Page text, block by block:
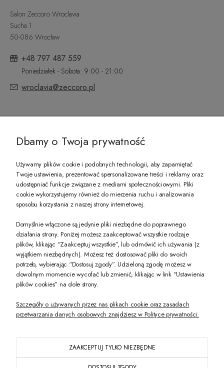
Salon Zeccoro Wroclavia
Sucha 1
50-086 Wrocław
+48 797 487 559
Poniedziałek - Sobota: 9:00 - 21:00
wroclavia@zeccoro.pl
PREZENT DLA CIEBIE!
-10% na pierwsze zakupy na zeccoro.pl Gdy zapiszesz się do naszego
Twoje dane będą przetwarzane zgodnie z nasząpolityką prywatności
POKAŻ PEŁNĄ WERSJĘ STRONY
Dbamy o Twoja prywatność
Używamy plików cookie i podobnych technologii, aby zapamiętać
Twoje ustawienia, prezentować spersonalizowane treści i reklamy oraz
udostępniać funkcje związane z mediami społecznościowymi. Pliki
cookie wykorzystujemy również do mierzenia ruchu i analizowania
sposobu korzystania z naszej strony internetowej.
Domyślnie włączone są jedynie pliki niezbędne do poprawnego
działania strony. Poniżej możesz zaakceptować wszystkie rodzaje
plików, klikając “Zaakceptuj wszystkie”, lub odmówić ich używania (z
wyjątkiem niezbędnych). Możesz też dostosować pliki do swoich
potrzeb, wybierając “Dostosuj zgody”. Udzieloną zgodę możesz w
dowolnym momencie wycofać lub zmienić, klikając w link “Ustawienia
plików cookies” na dole strony.
Szczegóły o używanych przez nas plikach cookie oraz zasadach
przetwarzania danych osobowych znajdziesz w Polityce prywatności.
ZAAKCEPTUJ TYLKO NIEZBĘDNE